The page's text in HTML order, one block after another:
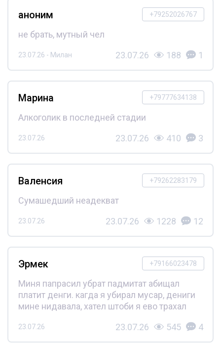
+79252026767
аноним
не брать, мутный чел
23.07.26 - Милан 23.07.26 188 1
+79777634138
Марина
Алкоголик в последней стадии
23.07.26 23.07.26 410 3
+79262283179
Валенсия
Сумашедший неадекват
23.07.26 23.07.26 1228 12
+79166023478
Эрмек
Миня папрасил убрат падмитат абищал
платит денги. кагда я убирал мусар, дениги
мине нидавала, хател штоби я ево трахал
23.07.26 23.07.26 545 4